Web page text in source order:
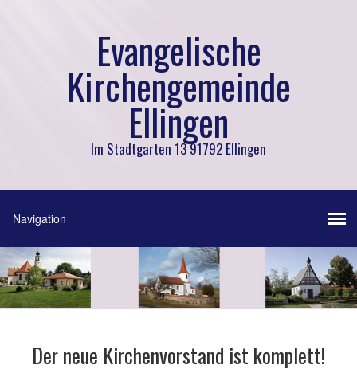
Evangelische
Kirchengemeinde
Ellingen
Im Stadtgarten 13 91792 Ellingen
Der neue Kirchenvorstand ist komplett!